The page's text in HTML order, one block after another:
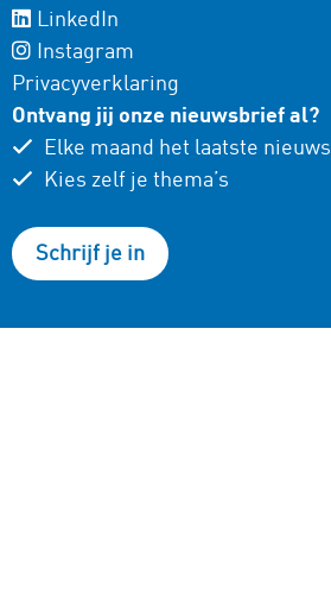
LinkedIn
Instagram
Privacyverklaring
Ontvang jij onze nieuwsbrief al?
Elke maand het laatste nieuws
Kies zelf je thema’s
Schrijf je in